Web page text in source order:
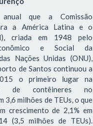
que a Comissão
a América Latina e o
criada em 1948 pelo
e Social da
Nações Unidas (ONU),
de Santos continuou a
o primeiro lugar na
de contêineres no
3,6 milhões de TEUs, o que
crescimento de 2,1% em
(3,5 milhões de TEUs).